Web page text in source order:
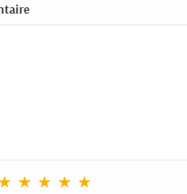
★ ★ ★ ★